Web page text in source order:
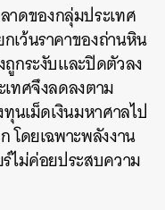
าดของกลุ่มประเทศ
เว้นราคาของถ่านหิน
กระงับและปิดตัวลง
ทศจึงลดลงตาม
นเม็ดเงินมหาศาลไป
โดยเฉพาะพลังงาน
ไม่ค่อยประสบความ